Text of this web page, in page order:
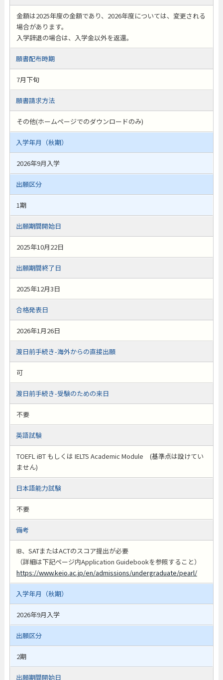
金額は2025年度の金額であり、2026年度については、変更される
場合があります。
入学辞退の場合は、入学金以外を返還。
願書配布時期
7月下旬
願書請求方法
その他(ホームページでのダウンロードのみ)
入学年月（秋期）
2026年9月入学
出願区分
1期
出願期間開始日
2025年10月22日
出願期間終了日
2025年12月3日
合格発表日
2026年1月26日
渡日前手続き-海外からの直接出願
可
渡日前手続き-受験のための来日
不要
英語試験
TOEFL iBT もしくは IELTS Academic Module (基準点は設けてい
ません)
日本語能力試験
不要
備考
IB、SATまたはACTのスコア提出が必要
（詳細は下記ページ内Application Guidebookを参照すること）
https://www.keio.ac.jp/en/admissions/undergraduate/pearl/
入学年月（秋期）
2026年9月入学
出願区分
2期
出願期間開始日